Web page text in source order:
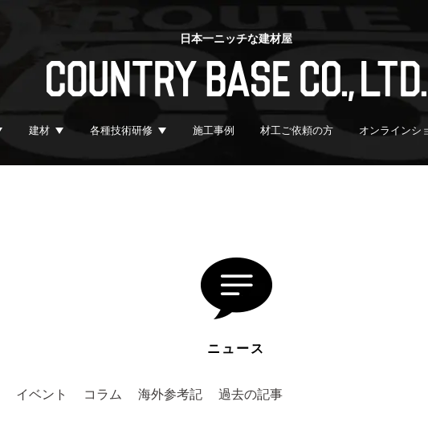
日本一ニッチな建材屋
建材 各種技術研修 施工事例 材工ご依頼の方 オンラインシ
ニュース
イベント コラム 海外参考記 過去の記事